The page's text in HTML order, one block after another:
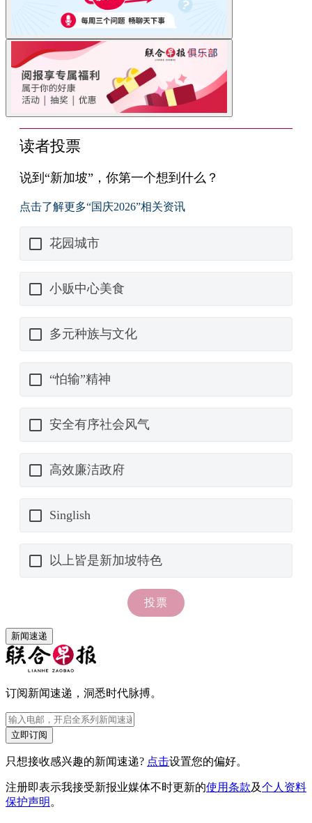
新闻速递
订阅新闻速递，洞悉时代脉搏。
立即订阅
只想接收感兴趣的新闻速递? 点击设置您的偏好。
注册即表示我接受新报业媒体不时更新的使用条款及个人资料
保护声明 。